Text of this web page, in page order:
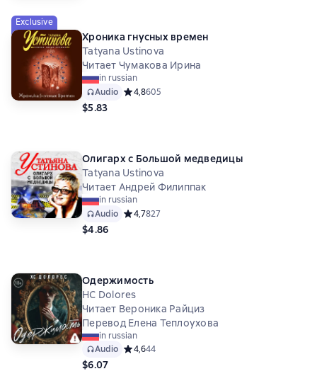
Exclusive
Хроника гнусных времен
Tatyana Ustinova
Читает Чумакова Ирина
in russian
Audio Средний рейтинг 4,8 на основе 605 оценок
4,8605
$5.83
Олигарх с Большой медведицы
Tatyana Ustinova
Читает Андрей Филиппак
in russian
Audio Средний рейтинг 4,7 на основе 827 оценок
4,7827
$4.86
Одержимость
HC Dolores
Читает Вероника Райциз
Перевод Елена Теплоухова
in russian
Audio Средний рейтинг 4,6 на основе 44 оценок
4,644
$6.07